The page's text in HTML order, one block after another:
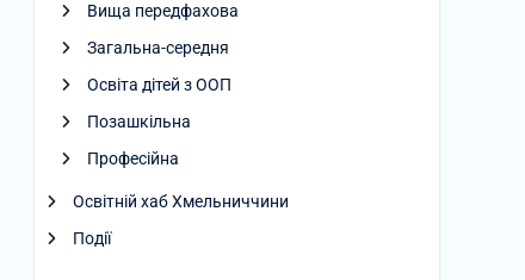
Вища передфахова
Загальна-середня
Освіта дітей з ООП
Позашкільна
Професійна
Освітній хаб Хмельниччини
Події